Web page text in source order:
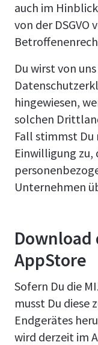
auch im
von der DSGVO
Du wirst von
hingewiesen,
solchen
Fall stimmst
Einwilligung zu,
Unternehmen
Download
AppStore
Sofern Du die
musst Du diese
Endgerätes
wird derzeit im